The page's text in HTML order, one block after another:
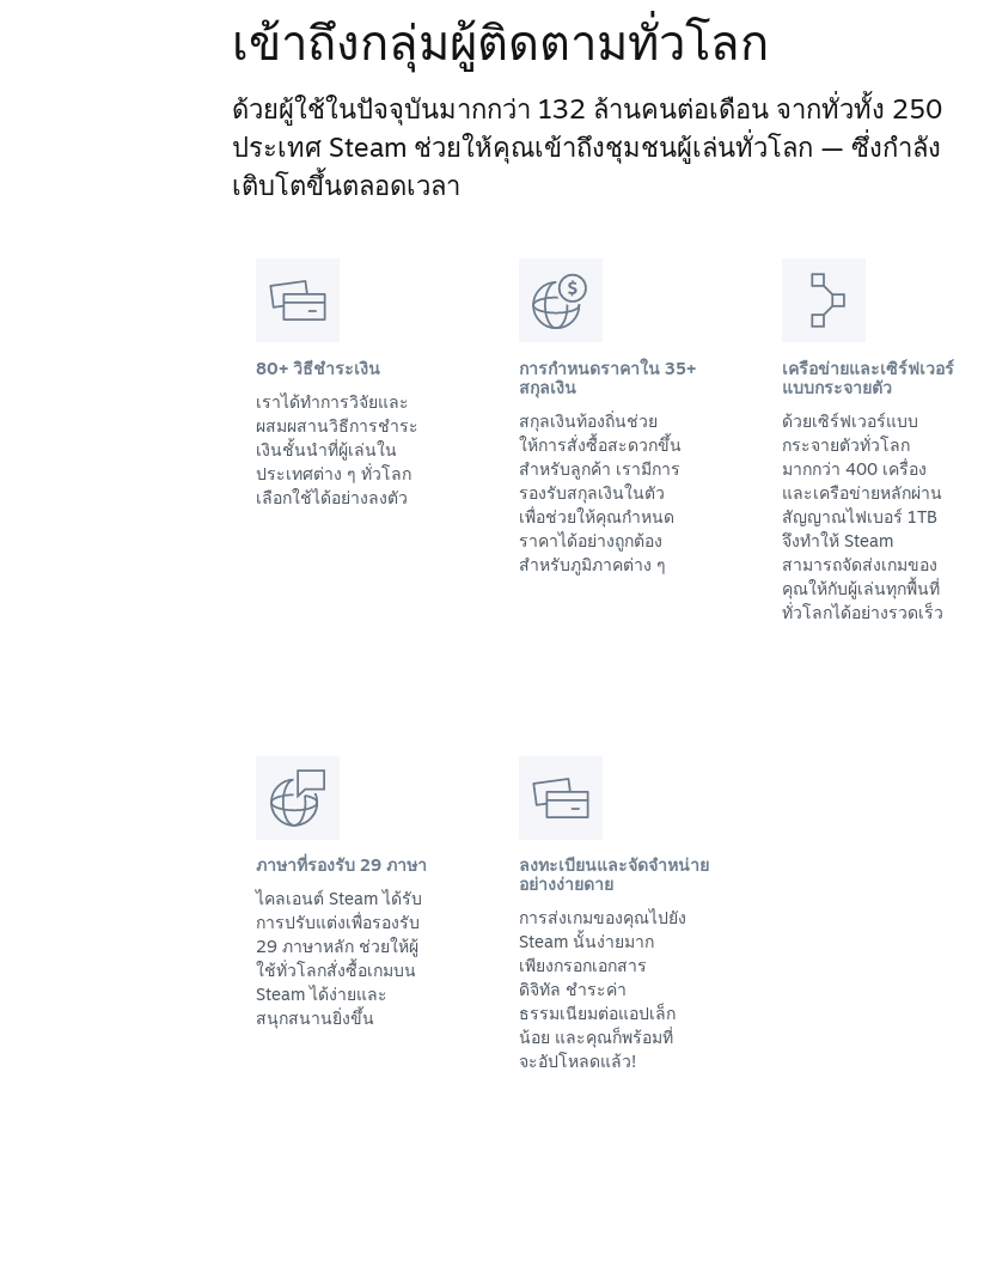
เข้าถึงกลุ่มผู้ติดตามทั่วโลก
ด้วยผู้ใช้ในปัจจุบันมากกว่า 132 ล้านคนต่อเดือน จากทั่วทั้ง 250
ประเทศ Steam ช่วยให้คุณเข้าถึงชุมชนผู้เล่นทั่วโลก — ซึ่งกำลัง
เติบโตขึ้นตลอดเวลา
80+ วิธีชำระเงิน
เราได้ทำการวิจัยและ
ผสมผสานวิธีการชำระ
เงินชั้นนำที่ผู้เล่นใน
ประเทศต่าง ๆ ทั่วโลก
เลือกใช้ได้อย่างลงตัว
การกำหนดราคาใน 35+
สกุลเงิน
สกุลเงินท้องถิ่นช่วย
ให้การสั่งซื้อสะดวกขึ้น
สำหรับลูกค้า เรามีการ
รองรับสกุลเงินในตัว
เพื่อช่วยให้คุณกำหนด
ราคาได้อย่างถูกต้อง
สำหรับภูมิภาคต่าง ๆ
เครือข่ายและเซิร์ฟเวอร์
แบบกระจายตัว
ด้วยเซิร์ฟเวอร์แบบ
กระจายตัวทั่วโลก
มากกว่า 400 เครื่อง
และเครือข่ายหลักผ่าน
สัญญาณไฟเบอร์ 1TB
จึงทำให้ Steam
สามารถจัดส่งเกมของ
คุณให้กับผู้เล่นทุกพื้นที่
ทั่วโลกได้อย่างรวดเร็ว
ภาษาที่รองรับ 29 ภาษา
ไคลเอนต์ Steam ได้รับ
การปรับแต่งเพื่อรองรับ
29 ภาษาหลัก ช่วยให้ผู้
ใช้ทั่วโลกสั่งซื้อเกมบน
Steam ได้ง่ายและ
สนุกสนานยิ่งขึ้น
ลงทะเบียนและจัดจำหน่าย
อย่างง่ายดาย
การส่งเกมของคุณไปยัง
Steam นั้นง่ายมาก
เพียงกรอกเอกสาร
ดิจิทัล ชำระค่า
ธรรมเนียมต่อแอปเล็ก
น้อย และคุณก็พร้อมที่
จะอัปโหลดแล้ว!